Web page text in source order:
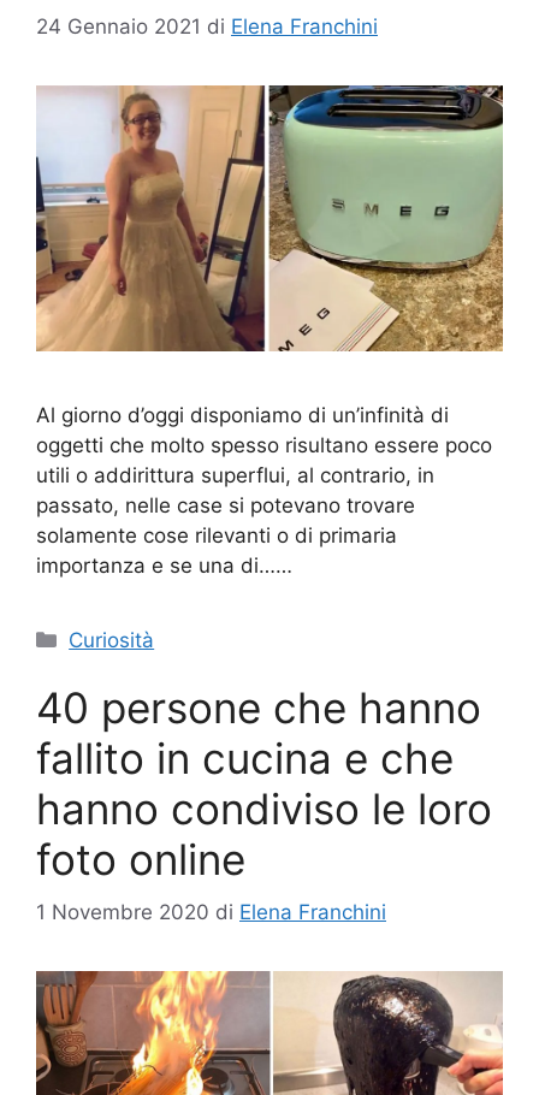
24 Gennaio 2021 di Elena Franchini
Al giorno d’oggi disponiamo di un’infinità di
oggetti che molto spesso risultano essere poco
utili o addirittura superflui, al contrario, in
passato, nelle case si potevano trovare
solamente cose rilevanti o di primaria
importanza e se una di……
Categorie
Curiosità
40 persone che hanno
fallito in cucina e che
hanno condiviso le loro
foto online
1 Novembre 2020 di Elena Franchini